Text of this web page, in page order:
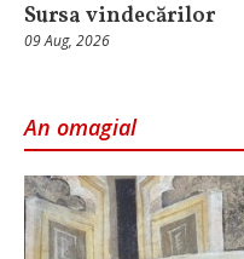
Sursa vindecărilor
09 Aug, 2026
An omagial